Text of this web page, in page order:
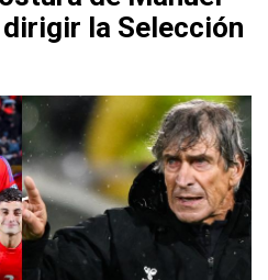
la Selección